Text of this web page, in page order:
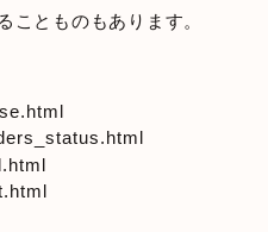
ことものもあります。